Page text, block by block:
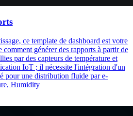
ce template de dashboard est votre
comment générer des rapports à partir de
par des capteurs de température et
IoT ; il nécessite l'intégration d'un
pour une distribution fluide par e-
Humidity